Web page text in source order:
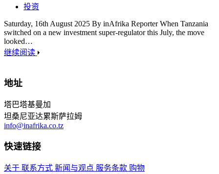
投资
Saturday, 16th August 2025 By inAfrika Reporter When Tanzania
switched on a new investment super-regulator this July, the move
looked…
继续阅读
地址
塔巴塔基曼加
坦桑尼亚达累斯萨拉姆
info@inafrika.co.tz
快速链接
关于 联系方式 新闻与观点 服务条款 购物